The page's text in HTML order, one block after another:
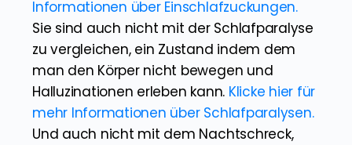
Informationen über Einschlafzuckungen.
Sie sind auch nicht mit der Schlafparalyse
zu vergleichen, ein Zustand indem dem
man den Körper nicht bewegen und
Halluzinationen erleben kann. Klicke hier für
mehr Informationen über Schlafparalysen.
Und auch nicht mit dem Nachtschreck,